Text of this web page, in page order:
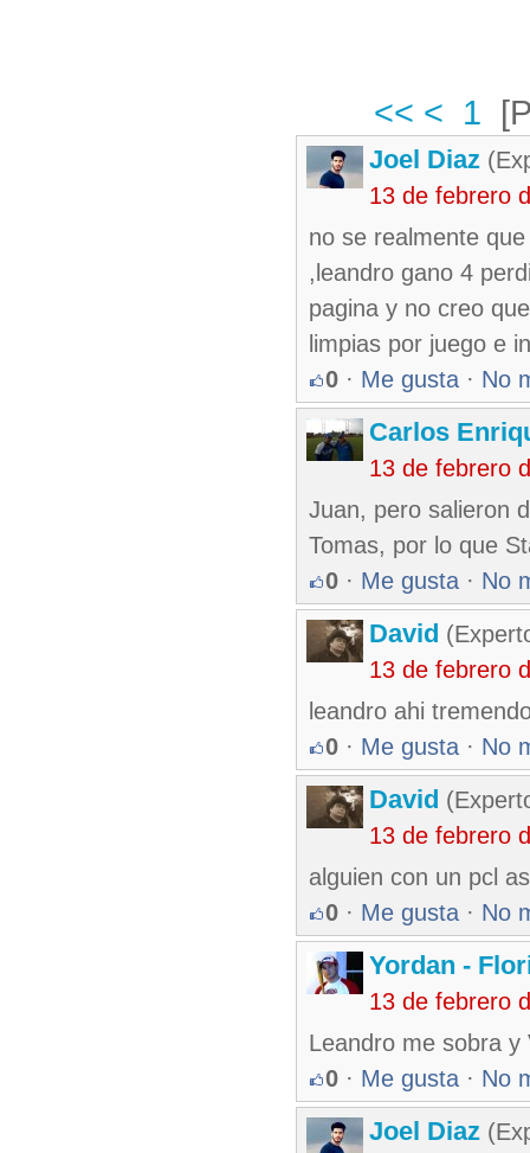
<< < 1
Joel Diaz
13 de febrero
no se realmente
,leandro gano 4
pagina y no creo
limpias por juego e
0 · Me gusta · No
Carlos
13 de febrero
Juan, pero salieron
Tomas, por lo que
0 · Me gusta · No
David
13 de febrero
leandro ahi
0 · Me gusta · No
David
13 de febrero
alguien con un pcl
0 · Me gusta · No
Yordan -
13 de febrero
Leandro me sobra y
0 · Me gusta · No
Joel Diaz